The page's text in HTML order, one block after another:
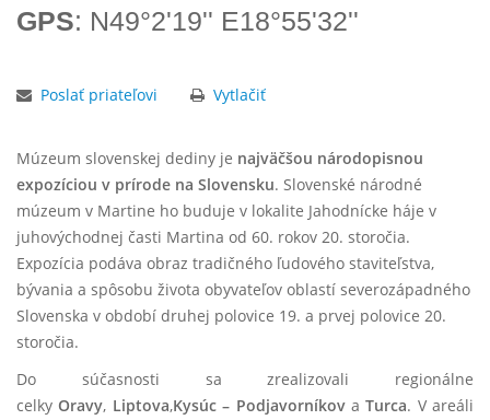
GPS: N49°2'19'' E18°55'32''
Poslať priateľovi Vytlačiť
Múzeum slovenskej dediny je najväčšou národopisnou
expozíciou v prírode na Slovensku. Slovenské národné
múzeum v Martine ho buduje v lokalite Jahodnícke háje v
juhovýchodnej časti Martina od 60. rokov 20. storočia.
Expozícia podáva obraz tradičného ľudového staviteľstva,
bývania a spôsobu života obyvateľov oblastí severozápadného
Slovenska v období druhej polovice 19. a prvej polovice 20.
storočia.
Do súčasnosti sa zrealizovali regionálne
celky Oravy, Liptova,Kysúc – Podjavorníkov aTurca. V areáli